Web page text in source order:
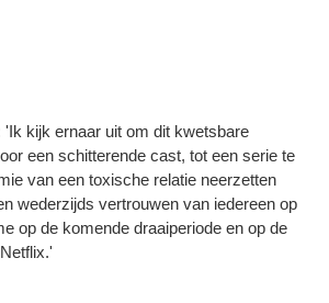
'Ik kijk ernaar uit om dit kwetsbare
een schitterende cast, tot een serie te
van een toxische relatie neerzetten
wederzijds vertrouwen van iedereen op
op de komende draaiperiode en op de